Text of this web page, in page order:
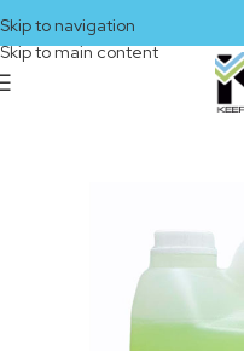
Skip to navigation
Skip to main content